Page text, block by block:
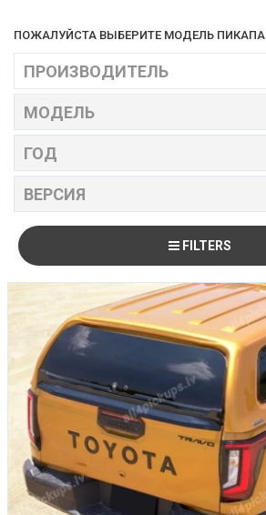
ПОЖАЛУЙСТА ВЫБЕРИТЕ МОДЕЛЬ ПИКАПА
FILTERS